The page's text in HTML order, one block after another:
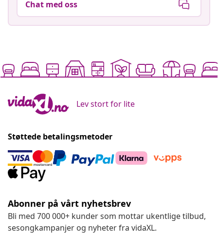
Chat med oss
Lev stort for lite
Støttede betalingsmetoder
Abonner på vårt nyhetsbrev
Bli med 700 000+ kunder som mottar ukentlige tilbud,
sesongkampanjer og nyheter fra vidaXL.